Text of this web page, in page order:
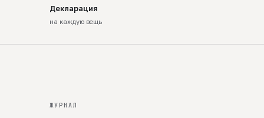
Декларация
на каждую вещь
ЖУРНАЛ